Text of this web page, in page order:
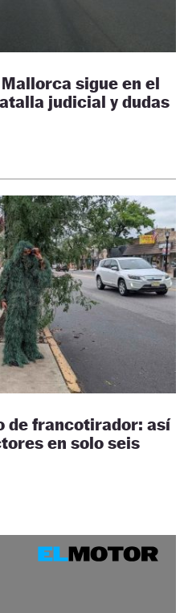
sigue en el
judicial y dudas
de francotirador: así
en solo seis